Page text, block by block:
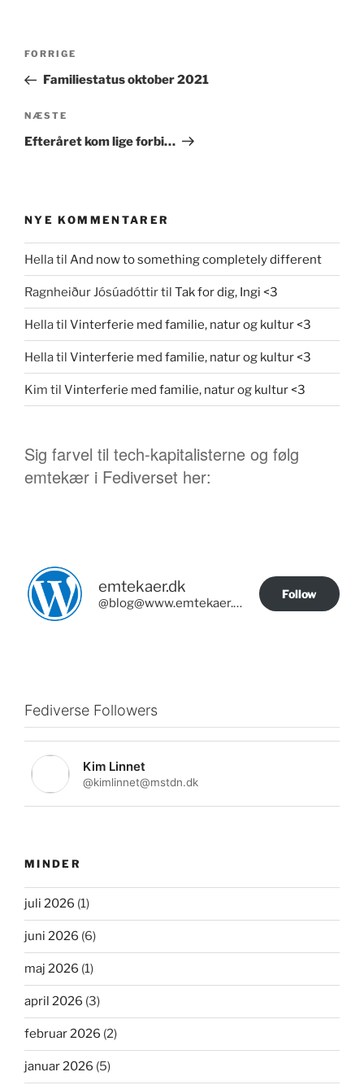
Indlægsnavigation
Forrige
indlæg
FORRIGE
Familiestatus oktober 2021
Næste
indlæg
NÆSTE
Efteråret kom lige forbi…
NYE KOMMENTARER
Hellatil And now to something completely different
Ragnheiður Jósúadóttirtil Tak for dig, Ingi <3
Hellatil Vinterferie med familie, natur og kultur <3
Hellatil Vinterferie med familie, natur og kultur <3
Kim til Vinterferie med familie, natur og kultur <3
Sig farvel til tech-kapitalisterne og følg
emtekær i Fediverset her:
emtekaer.dk
@blog@www.emtekaer.dk
Follow
Fediverse Followers
Kim Linnet
@kimlinnet@mstdn.dk
MINDER
juli 2026 (1)
juni 2026 (6)
maj 2026 (1)
april 2026 (3)
februar 2026 (2)
januar 2026 (5)